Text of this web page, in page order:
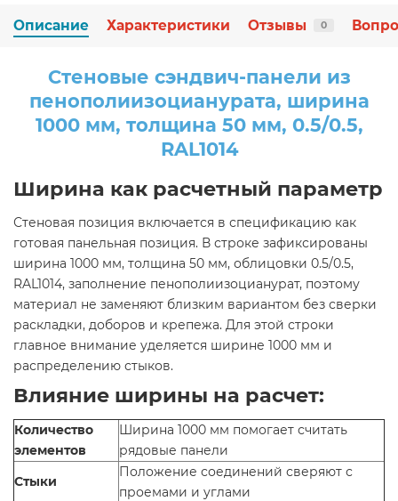
Описание Характеристики Отзывы 0
Стеновые сэндвич-панели из
пенополиизоцианурата, ширина
1000 мм, толщина 50 мм, 0.5/0.5,
RAL1014
Ширина как расчетный параметр
Стеновая позиция включается в спецификацию как
готовая панельная позиция. В строке зафиксированы
ширина 1000 мм, толщина 50 мм, облицовки 0.5/0.5,
RAL1014, заполнение пенополиизоцианурат, поэтому
материал не заменяют близким вариантом без сверки
раскладки, доборов и крепежа. Для этой строки
главное внимание уделяется ширине 1000 мм и
распределению стыков.
Влияние ширины на расчет:
Количество
элементов
Ширина 1000 мм помогает считать
рядовые панели
Стыки
Положение соединений сверяют с
проемами и углами